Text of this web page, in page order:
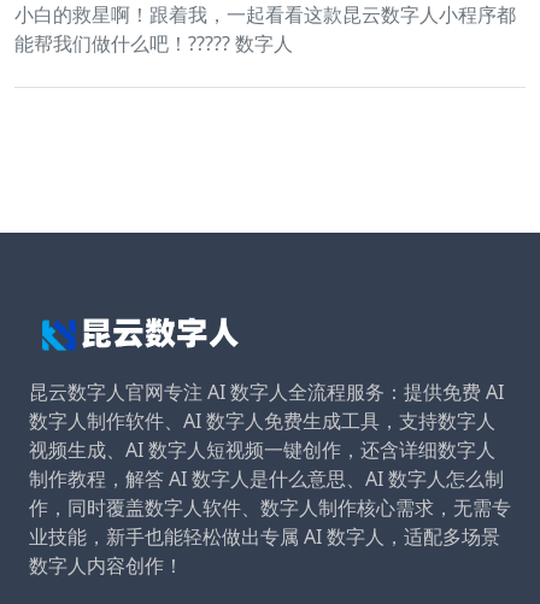
小白的救星啊！跟着我，一起看看这款昆云数字人小程序都
能帮我们做什么吧！???‍?? 数字人
昆云数字人官网专注 AI 数字人全流程服务：提供免费 AI
数字人制作软件、AI 数字人免费生成工具，支持数字人
视频生成、AI 数字人短视频一键创作，还含详细数字人
制作教程，解答 AI 数字人是什么意思、AI 数字人怎么制
作，同时覆盖数字人软件、数字人制作核心需求，无需专
业技能，新手也能轻松做出专属 AI 数字人，适配多场景
数字人内容创作！